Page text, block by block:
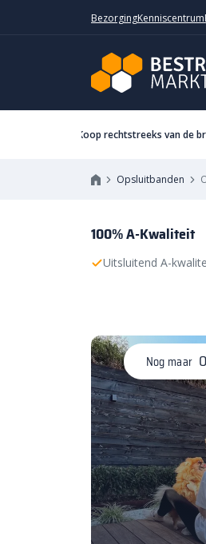
BezorgingKenniscentrum
Koop rechtstreeks van de
Opsluitbanden
100% A-Kwaliteit
Uitsluitend A-
Nog maar